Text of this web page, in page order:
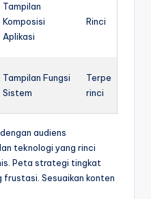
Tampilan
Komposisi
Aplikasi
Rinci
Tampilan Fungsi
Sistem
Terpe
rinci
audiens
teknologi yang rinci
Peta strategi tingkat
Sesuaikan konten